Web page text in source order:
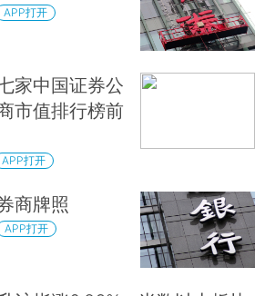
APP打开
家中国证券公
市值排行榜前
APP打开
商牌照
APP打开